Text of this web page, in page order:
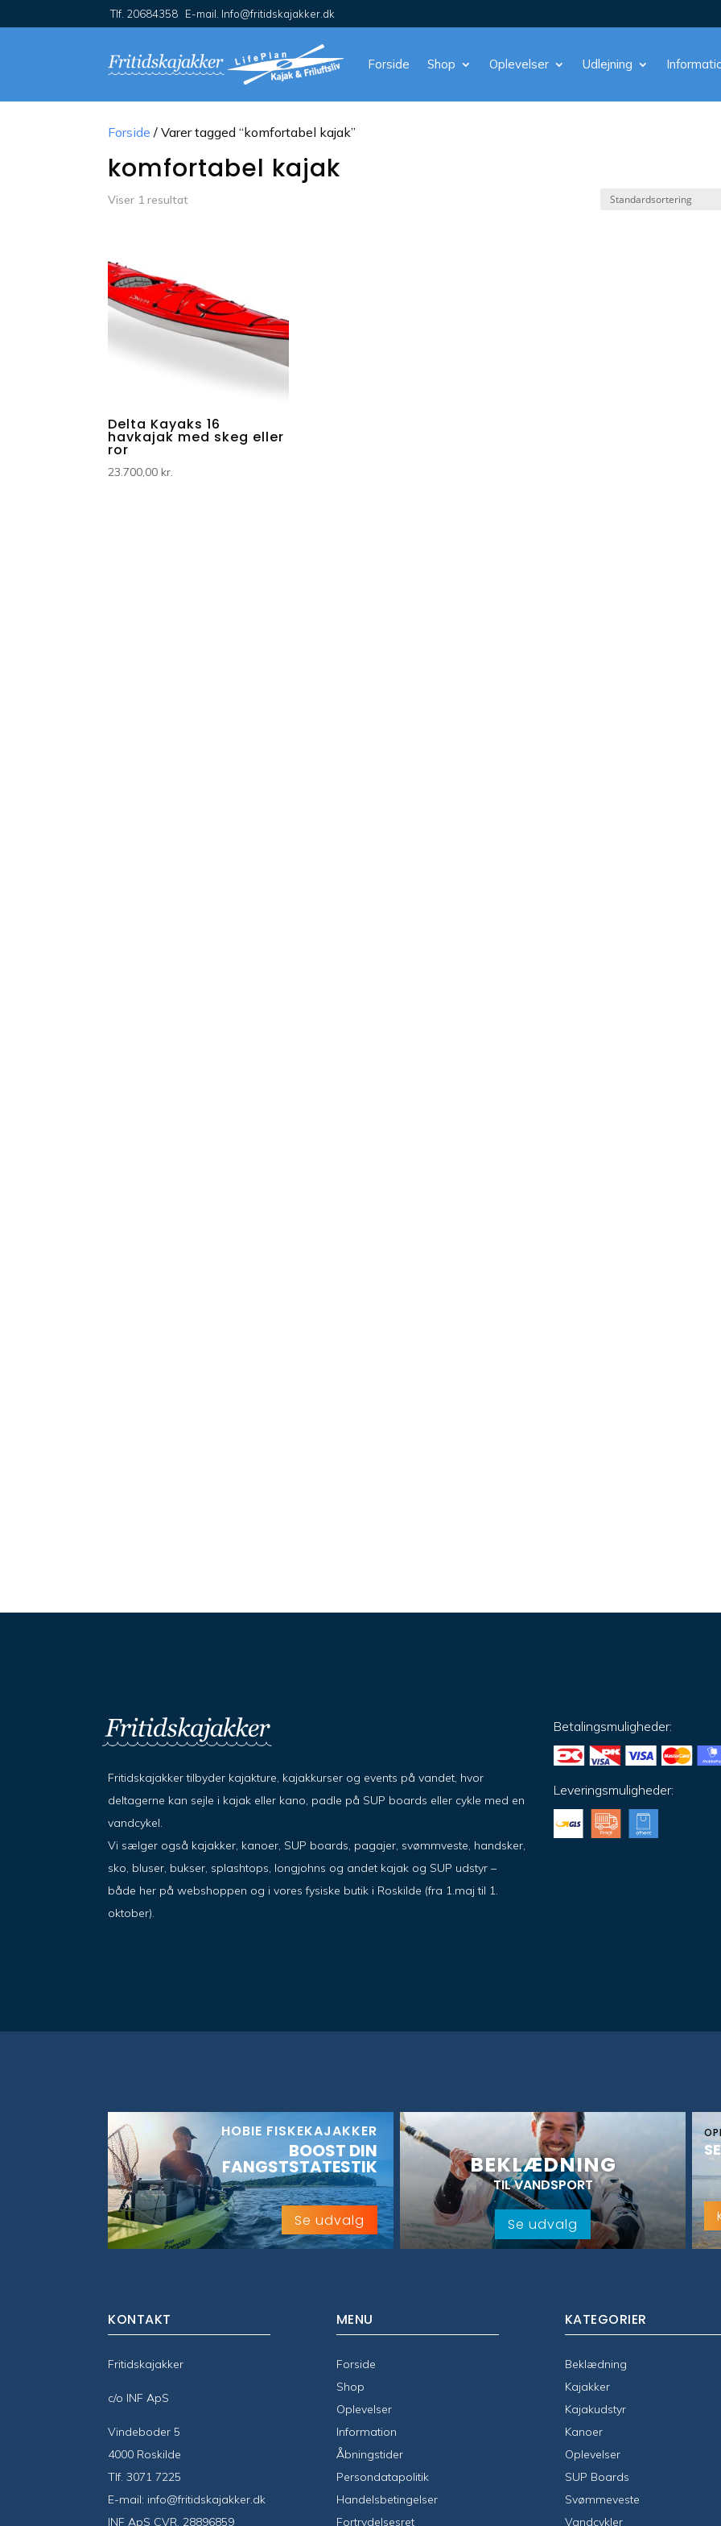
Tlf. 20684358 E-mail. Info@fritidskajakker.dk
Forside Shop Oplevelser Udlejning
Forside / Varer tagged “komfortabel kajak”
komfortabel kajak
Viser 1 resultat
Delta Kayaks 16
havkajak med skeg eller
ror
23.700,00kr.
Fritidskajakker tilbyder kajakture, kajakkurser og events på vandet, hvor
deltagerne kan sejle i kajak eller kano, padle på SUP boards eller cykle med en
vandcykel.
Vi sælger også kajakker, kanoer, SUP boards, pagajer, svømmveste, handsker,
sko, bluser, bukser, splashtops, longjohns og andet kajak og SUP udstyr –
både her på webshoppen og i vores fysiske butik i Roskilde (fra 1.maj til 1.
oktober).
Betalingsmuligheder:
Leveringsmuligheder:
HOBIE FISKEKAJAKKER
BOOST DIN
FANGSTSTATESTIK
Se udvalg
BEKLÆDNING
TIL VANDSPORT
Se udvalg
KONTAKT
Fritidskajakker
c/o INF ApS
Vindeboder 5
4000 Roskilde
Tlf.3071 7225
E-mail: info@fritidskajakker.dk
INF ApS CVR. 28896859
MENU
Forside
Shop
Oplevelser
Information
Åbningstider
Persondatapolitik
Handelsbetingelser
Fortrydelsesret
KATEGORIER
Beklædning
Kajakker
Kajakudstyr
Kanoer
Oplevelser
SUP Boards
Svømmeveste
Vandcykler